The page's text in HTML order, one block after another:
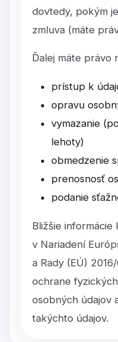
dovtedy, pokým
zmluva (máte
Ďalej máte právo
prístup k
opravu
vymazanie
lehoty)
obmedzenie
prenosnosť
podanie
Bližšie informácie
v Nariadení
a Rady (EÚ)
ochrane
osobných údajov
takýchto údajov.